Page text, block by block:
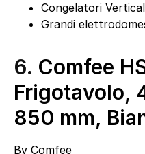
Congelatori
Grandi
6. Comfee
Frigotavolo,
850 mm,
By Comfee